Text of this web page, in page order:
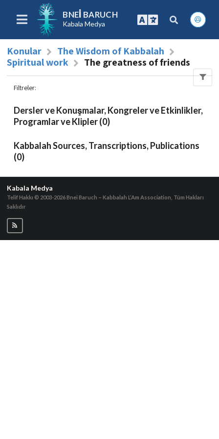
BNEI BARUCH
Kabala Medya
Konular
The Wisdom of Kabbalah
Spiritual work
The greatness of friends
Filtreler:
Dersler ve Konuşmalar, Kongreler ve Etkinlikler,
Programlar ve Klipler (0)
Kabbalah Sources, Transcriptions, Publications
(0)
Kabala Medya
Telif Hakkı © 2003-2026Bnei Baruch – Kabbalah L’Am Association, Tüm Hakları
Saklıdır